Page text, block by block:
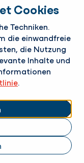
Cookies
Techniken.
die einwandfreie
die Nutzung
Inhalte und
.